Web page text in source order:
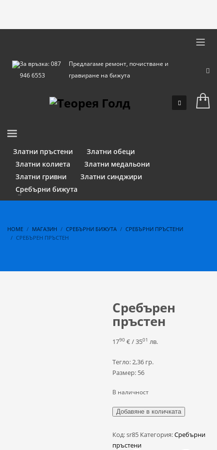
За връзка: 087
946 6553
Предлагаме ремонт, почистване и
гравиране на бижута
Златни пръстени
Златни обеци
Златни колиета
Златни медальони
Златни гривни
Златни синджири
Сребърни бижута
HOME МАГАЗИН СРЕБЪРНИ БИЖУТА
СРЕБЪРНИ ПРЪСТЕНИ
СРЕБЪРЕН ПРЪСТЕН
Сребърен
пръстен
1790 € / 3501 лв.
Тегло: 2,36 гр.
Размер: 56
В наличност
количество
Сребърен
пръстен
Добавяне в количката
Код:sr85 Категория:Сребърни
пръстени